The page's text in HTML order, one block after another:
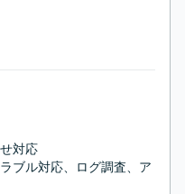
対応
ブル対応、ログ調査、ア